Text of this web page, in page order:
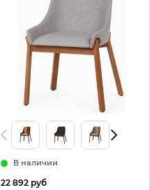
В наличии
22 892 руб